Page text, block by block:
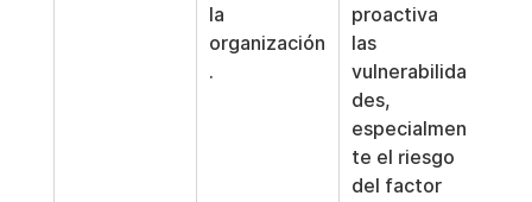
la
organización
.
proactiva
las
vulnerabilida
des,
especialmen
te el riesgo
del factor